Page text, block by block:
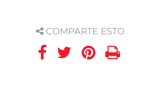
COMPARTE ESTO